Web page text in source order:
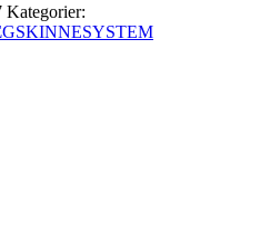
Kategorier: